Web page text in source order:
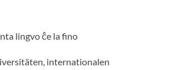
lingvo ĉe la fino
internationalen